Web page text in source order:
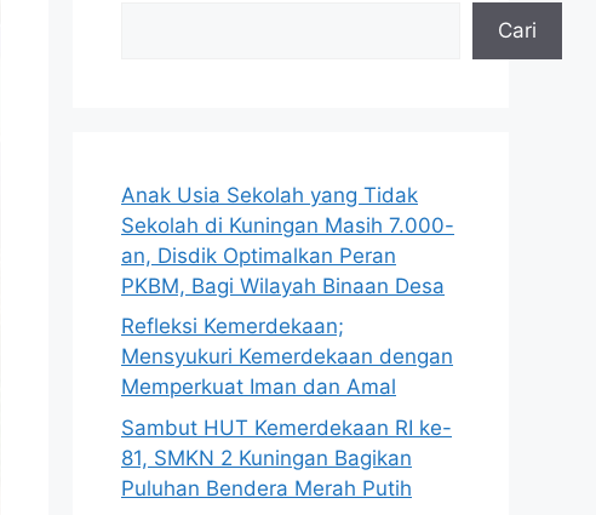
Cari
Anak Usia Sekolah yang Tidak
Sekolah di Kuningan Masih 7.000-
an, Disdik Optimalkan Peran
PKBM, Bagi Wilayah Binaan Desa
Refleksi Kemerdekaan;
Mensyukuri Kemerdekaan dengan
Memperkuat Iman dan Amal
Sambut HUT Kemerdekaan RI ke-
81, SMKN 2 Kuningan Bagikan
Puluhan Bendera Merah Putih